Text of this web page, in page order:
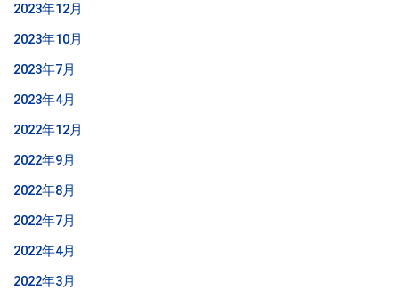
2023年12月
2023年10月
2023年7月
2023年4月
2022年12月
2022年9月
2022年8月
2022年7月
2022年4月
2022年3月